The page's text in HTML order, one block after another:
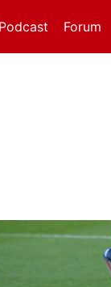
Forum
Podcast